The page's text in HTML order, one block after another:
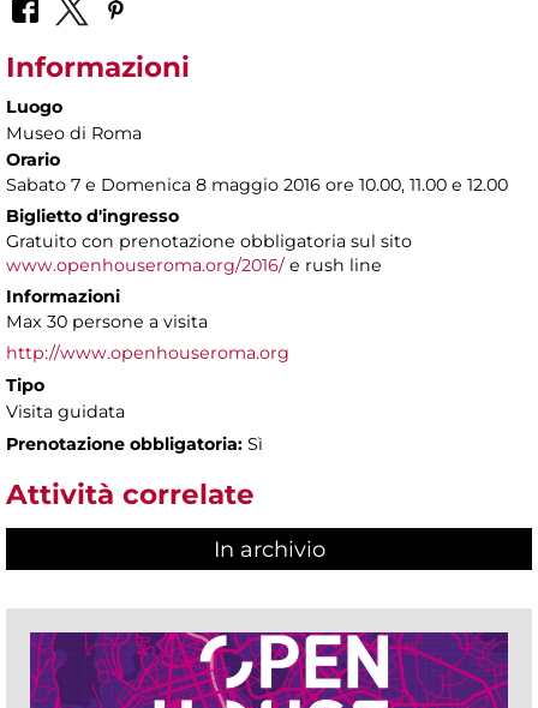
Informazioni
Luogo
Museo di Roma
Orario
Sabato 7 e Domenica 8 maggio 2016 ore 10.00, 11.00 e 12.00
Biglietto d'ingresso
Gratuito con prenotazione obbligatoria sul sito
www.openhouseroma.org/2016/e rush line
Informazioni
Max 30 persone a visita
http://www.openhouseroma.org
Tipo
Visita guidata
Prenotazione obbligatoria: Sì
Attività correlate
In archivio